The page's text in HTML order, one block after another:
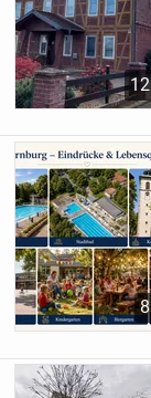
12
8